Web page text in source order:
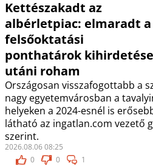
Kettészakadt az
albérletpiac: elmaradt a
felsőoktatási
ponthatárok kihirdetése
utáni roham
Országosan visszafogottabb a
nagy egyetemvárosban a
helyeken a 2024-esnél is
látható az ingatlan.com vezető
szerint.
2026.08.06 08:25
0
0 1